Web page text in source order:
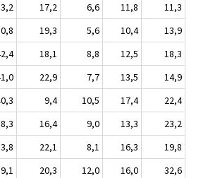
17,2 6,6 11,8
11,3
19,3 5,6 10,4
13,9
18,1 8,8 12,5
18,3
22,9 7,7 13,5
14,9
9,4 10,5 17,4
22,4
16,4 9,0 13,3
23,2
22,1 8,1 16,3
19,8
20,3 12,0 16,0
32,6